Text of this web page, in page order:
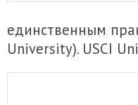
единственным
University). USCI